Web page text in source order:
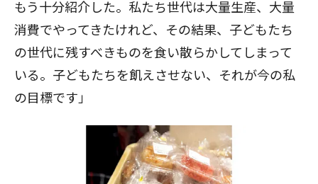
もう十分紹介した。私たち世代は大量生産、大量
消費でやってきたけれど、その結果、子どもたち
の世代に残すべきものを食い散らかしてしまって
いる。子どもたちを飢えさせない、それが今の私
の目標です」